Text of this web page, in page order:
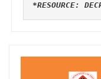
*RESOURCE: